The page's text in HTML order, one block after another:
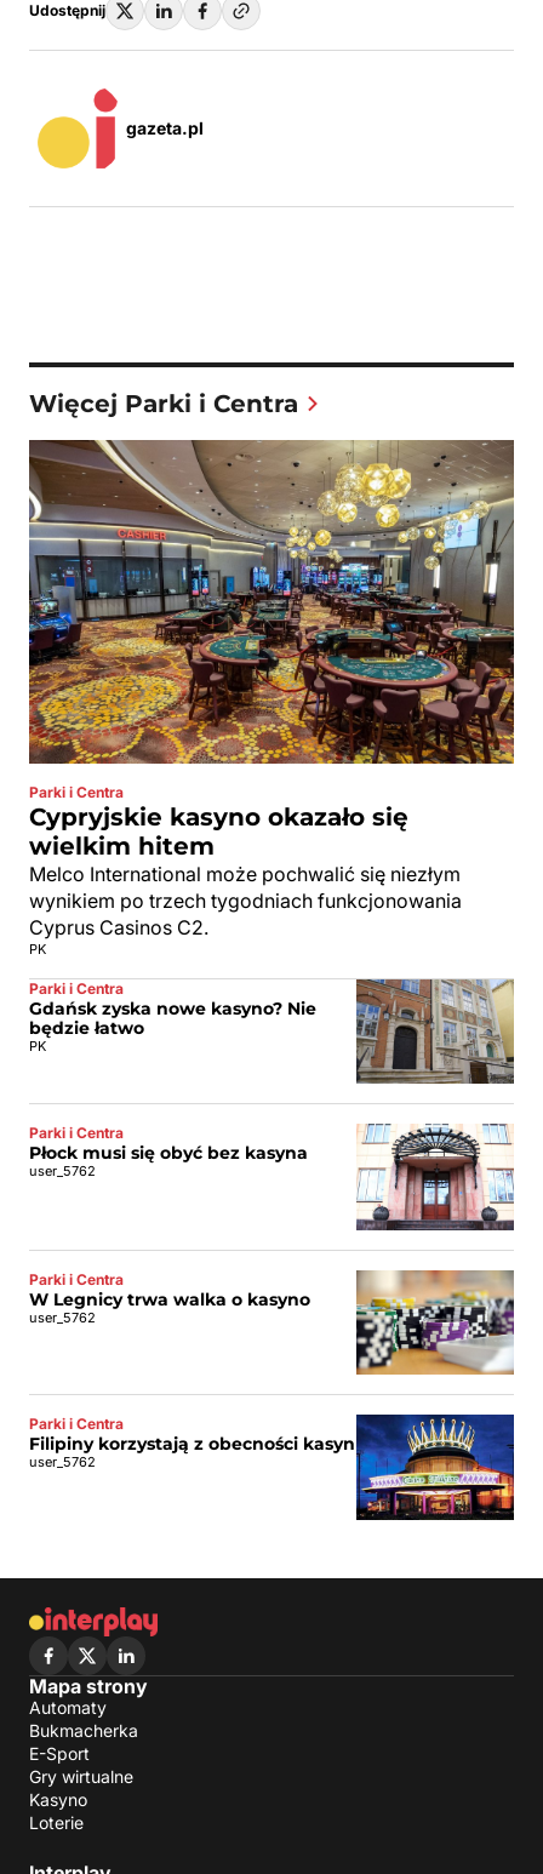
Udostępnij
gazeta.pl
Więcej Parki i Centra
Parki i Centra
Cypryjskie kasyno okazało się
wielkim hitem
Melco International może pochwalić się niezłym
wynikiem po trzech tygodniach funkcjonowania
Cyprus Casinos C2.
PK
Parki i Centra
Gdańsk zyska nowe kasyno? Nie
będzie łatwo
PK
Parki i Centra
Płock musi się obyć bez kasyna
user_5762
Parki i Centra
W Legnicy trwa walka o kasyno
user_5762
Parki i Centra
Filipiny korzystają z obecności kasyn
user_5762
Mapa strony
Automaty
Bukmacherka
E-Sport
Gry wirtualne
Kasyno
Loterie